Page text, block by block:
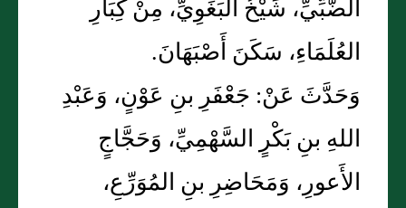
الضَّبِّيِّ، شَيْخُ البَغَوِيِّ، مِنْ كِبَارِ
العُلَمَاءِ، سَكَنَ أَصْبَهَانَ.
وَحَدَّثَ عَنْ: جَعْفَرِ بنِ عَوْنٍ، وَعَبْدِ
اللهِ بنِ بَكْرٍ السَّهْمِيِّ، وَحَجَّاجٍ
الأَعورِ، وَمَحَاضِرِ بنِ المُوَرِّعِ،